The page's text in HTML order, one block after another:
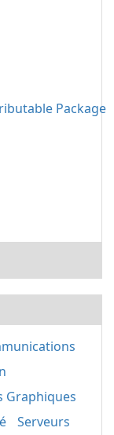
Graphiques
Serveurs